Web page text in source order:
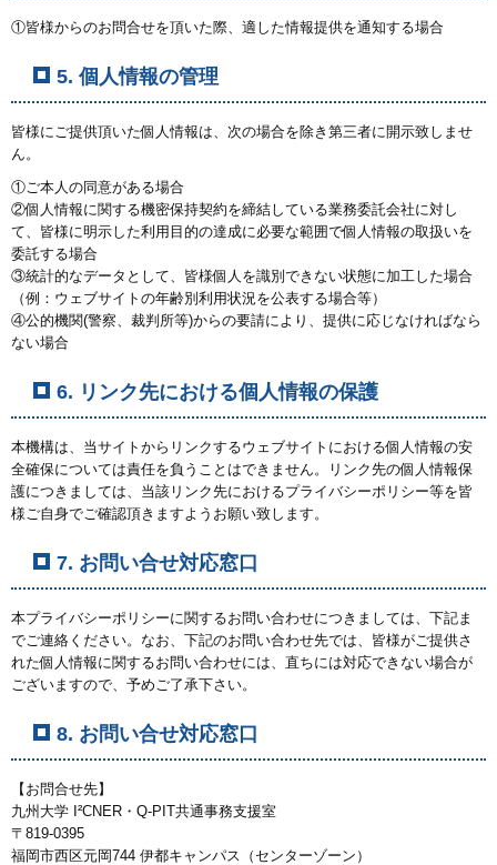
①皆様からのお問合せを頂いた際、適した情報提供を通知する場合
5. 個人情報の管理
皆様にご提供頂いた個人情報は、次の場合を除き第三者に開示致しませ
ん。
①ご本人の同意がある場合
②個人情報に関する機密保持契約を締結している業務委託会社に対し
て、皆様に明示した利用目的の達成に必要な範囲で個人情報の取扱いを
委託する場合
③統計的なデータとして、皆様個人を識別できない状態に加工した場合
（例：ウェブサイトの年齢別利用状況を公表する場合等）
④公的機関(警察、裁判所等)からの要請により、提供に応じなければなら
ない場合
6. リンク先における個人情報の保護
本機構は、当サイトからリンクするウェブサイトにおける個人情報の安
全確保については責任を負うことはできません。リンク先の個人情報保
護につきましては、当該リンク先におけるプライバシーポリシー等を皆
様ご自身でご確認頂きますようお願い致します。
7. お問い合せ対応窓口
本プライバシーポリシーに関するお問い合わせにつきましては、下記ま
でご連絡ください。なお、下記のお問い合わせ先では、皆様がご提供さ
れた個人情報に関するお問い合わせには、直ちには対応できない場合が
ございますので、予めご了承下さい。
8. お問い合せ対応窓口
【お問合せ先】
九州大学 I²CNER・Q-PIT共通事務支援室
〒819-0395
福岡市西区元岡744 伊都キャンパス（センターゾーン）